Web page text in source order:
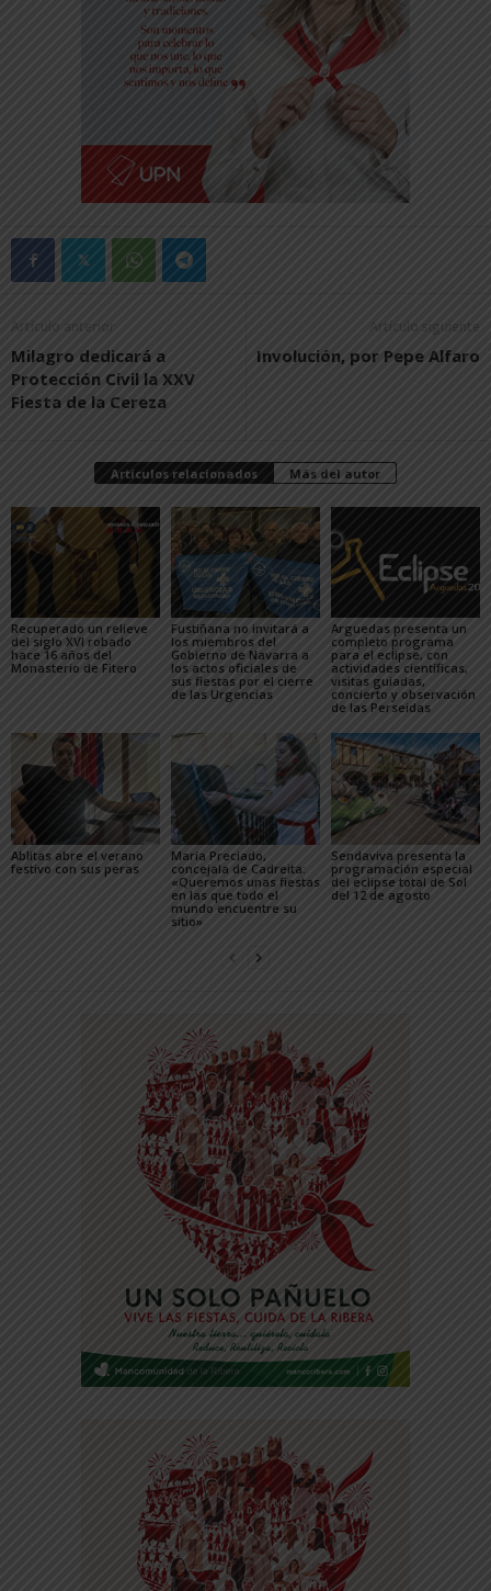
Artículo anterior
Milagro dedicará a
Protección Civil la XXV
Fiesta de la Cereza
Artículo siguiente
Involución, por Pepe Alfaro
Artículos relacionados Más del autor
Recuperado un relieve
del siglo XVI robado
hace 16 años del
Monasterio de Fitero
Fustiñana no invitará a
los miembros del
Gobierno de Navarra a
los actos oficiales de
sus fiestas por el cierre
de las Urgencias
Arguedas presenta un
completo programa
para el eclipse, con
actividades científicas,
visitas guiadas,
concierto y observación
de las Perseidas
Ablitas abre el verano
festivo con sus peras
María Preciado,
concejala de Cadreita:
«Queremos unas fiestas
en las que todo el
mundo encuentre su
sitio»
Sendaviva presenta la
programación especial
del eclipse total de Sol
del 12 de agosto